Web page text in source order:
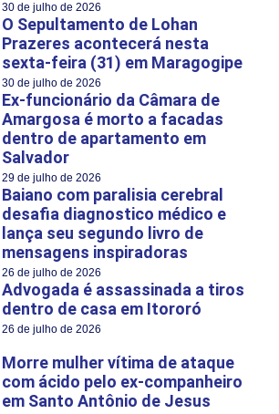
30 de julho de 2026
O Sepultamento de Lohan
Prazeres acontecerá nesta
sexta-feira (31) em Maragogipe
30 de julho de 2026
Ex-funcionário da Câmara de
Amargosa é morto a facadas
dentro de apartamento em
Salvador
29 de julho de 2026
Baiano com paralisia cerebral
desafia diagnostico médico e
lança seu segundo livro de
mensagens inspiradoras
26 de julho de 2026
Advogada é assassinada a tiros
dentro de casa em Itororó
26 de julho de 2026
Morre mulher vítima de ataque
com ácido pelo ex-companheiro
em Santo Antônio de Jesus